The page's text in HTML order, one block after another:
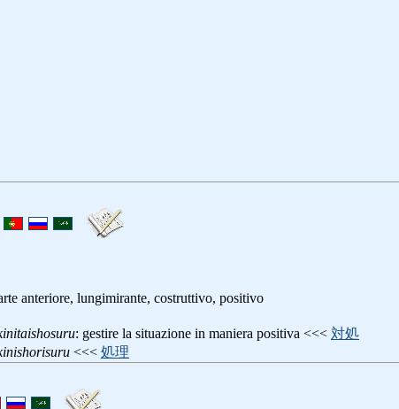
anteriore, lungimirante, costruttivo, positivo
: gestire la situazione in maniera positiva <<< 対処
<<< 処理